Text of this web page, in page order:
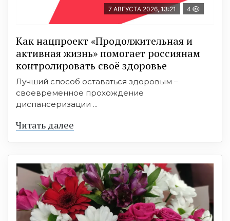
7 АВГУСТА 2026, 13:21 4
Как нацпроект «Продолжительная и
активная жизнь» помогает россиянам
контролировать своё здоровье
Лучший способ оставаться здоровым –
своевременное прохождение
диспансеризации ...
Читать далее